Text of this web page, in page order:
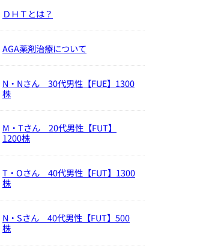
ＤＨＴとは？
AGA薬剤治療について
N・Nさん 30代男性【FUE】1300
株
M・Tさん 20代男性【FUT】
1200株
T・Oさん 40代男性【FUT】1300
株
N・Sさん 40代男性【FUT】500
株